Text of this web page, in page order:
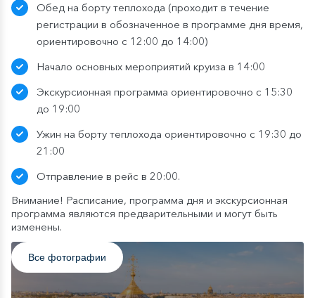
Обед на борту теплохода (проходит в течение
регистрации в обозначенное в программе дня время,
ориентировочно с 12:00 до 14:00)
Начало основных мероприятий круиза в 14:00
Экскурсионная программа ориентировочно с 15:30
до 19:00
Ужин на борту теплохода ориентировочно с 19:30 до
21:00
Отправление в рейс в 20:00.
Внимание! Расписание, программа дня и экскурсионная
программа являются предварительными и могут быть
изменены.
Все фотографии